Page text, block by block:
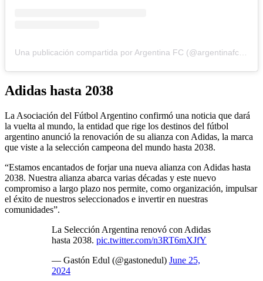
Una publicación compartida por Argentina FC (@argentinafcok1)
Adidas hasta 2038
La Asociación del Fútbol Argentino confirmó una noticia que dará
la vuelta al mundo, la entidad que rige los destinos del fútbol
argentino anunció la renovación de su alianza con Adidas, la marca
que viste a la selección campeona del mundo hasta 2038.
“Estamos encantados de forjar una nueva alianza con Adidas hasta
2038. Nuestra alianza abarca varias décadas y este nuevo
compromiso a largo plazo nos permite, como organización, impulsar
el éxito de nuestros seleccionados e invertir en nuestras
comunidades”.
La Selección Argentina renovó con Adidas
hasta 2038. pic.twitter.com/n3RT6mXJfY
— Gastón Edul (@gastonedul) June 25,
2024